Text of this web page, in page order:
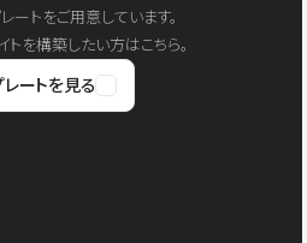
ートをご用意しています。
を構築したい方はこちら。
レートを見る